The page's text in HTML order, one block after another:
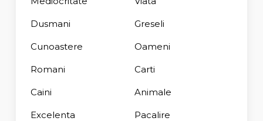
Dusmani Greseli
Cunoastere Oameni
Romani Carti
Caini Animale
Excelenta Pacalire